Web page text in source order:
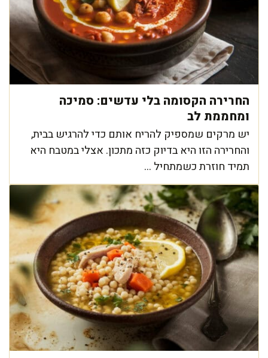
החרירה הקסומה בלי עדשים: סמיכה
ומחממת לב
יש מרקים שמספיק להריח אותם כדי להרגיש בבית,
והחרירה הזו היא בדיוק כזה מתכון. אצלי במטבח היא
תמיד חוזרת כשמתחיל ...